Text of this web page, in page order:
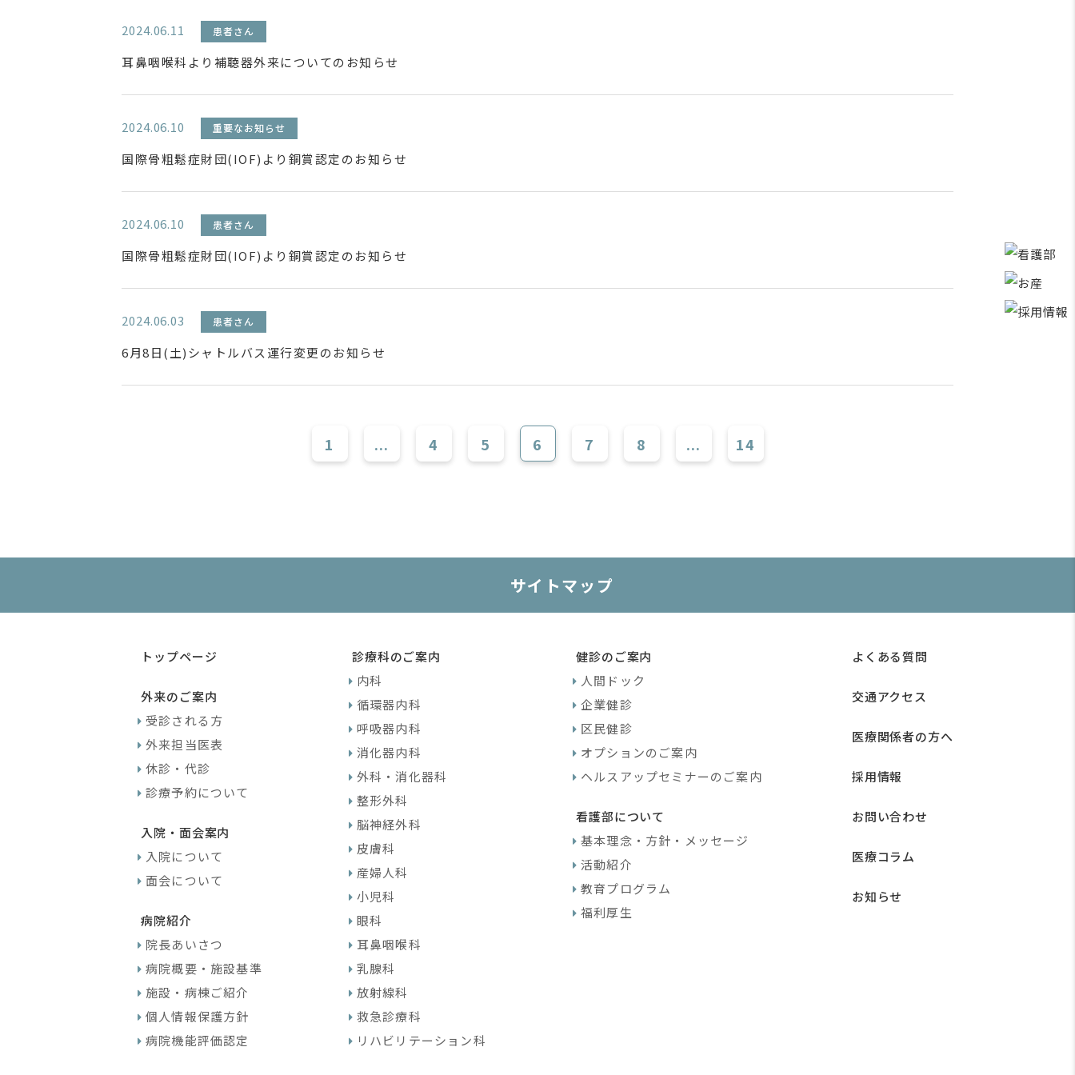
2024.06.11 患者さん
耳鼻咽喉科より補聴器外来についてのお知らせ
2024.06.10 重要なお知らせ
国際骨粗鬆症財団(IOF)より銅賞認定のお知らせ
2024.06.10 患者さん
国際骨粗鬆症財団(IOF)より銅賞認定のお知らせ
2024.06.03 患者さん
6月8日(土)シャトルバス運行変更のお知らせ
1 ... 4 5 6 7 8 ... 14
サイトマップ
トップページ
外来のご案内
受診される方
外来担当医表
休診・代診
診療予約について
入院・面会案内
入院について
面会について
病院紹介
院長あいさつ
病院概要・施設基準
施設・病棟ご紹介
個人情報保護方針
病院機能評価認定
診療科のご案内
内科
循環器内科
呼吸器内科
消化器内科
外科・消化器科
整形外科
脳神経外科
皮膚科
産婦人科
小児科
眼科
耳鼻咽喉科
乳腺科
放射線科
救急診療科
リハビリテーション科
健診のご案内
人間ドック
企業健診
区民健診
オプションのご案内
ヘルスアップセミナーのご案内
看護部について
基本理念・方針・メッセージ
活動紹介
教育プログラム
福利厚生
よくある質問
交通アクセス
医療関係者の方へ
採用情報
お問い合わせ
医療コラム
お知らせ